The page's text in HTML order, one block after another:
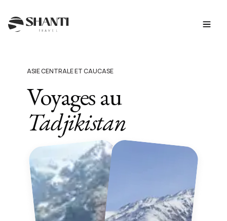
ASIE CENTRALE ET CAUCASE
Voyages au
Tadjikistan